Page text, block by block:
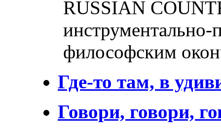
RUSSIAN
инструментально-
философским
Где-то там, в
Говори, говори,